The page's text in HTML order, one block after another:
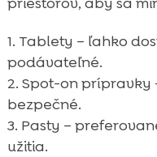
Tablety – ľahko
podávateľné.
Spot-on prípravky
bezpečné.
Pasty –
užitia.